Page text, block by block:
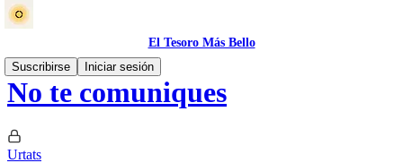
El Tesoro Más Bello
Suscribirse
Iniciar sesión
No te comuniques
Urtats